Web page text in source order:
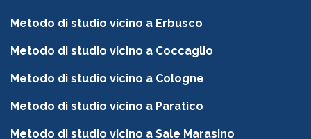
Metodo di studio vicino a Erbusco
Metodo di studio vicino a Coccaglio
Metodo di studio vicino a Cologne
Metodo di studio vicino a Paratico
Metodo di studio vicino a Sale Marasino